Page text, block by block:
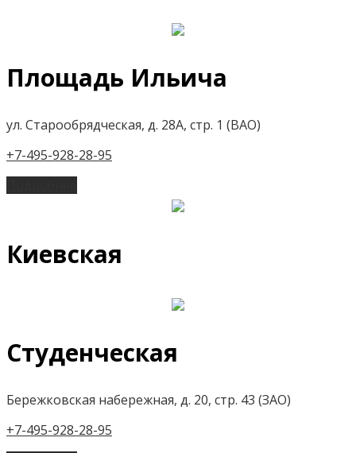
Площадь Ильича
ул. Старообрядческая, д. 28А, стр. 1 (ВАО)
+7-495-928-28-95
Киевская
Студенческая
Бережковская набережная, д. 20, стр. 43 (ЗАО)
+7-495-928-28-95